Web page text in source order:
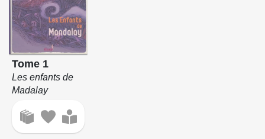
Tome 1
Les enfants de
Madalay